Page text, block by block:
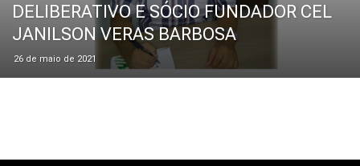
DELIBERATIVO E SÓCIO FUNDADOR CEL
JANILSON VERAS BARBOSA
26 de maio de 2021